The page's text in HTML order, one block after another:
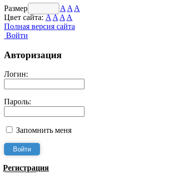
Размер шрифта: A A A
Цвет сайта:AA A A
Полная версия сайта
Войти
Авторизация
Логин:
Пароль:
Запомнить меня
Регистрация